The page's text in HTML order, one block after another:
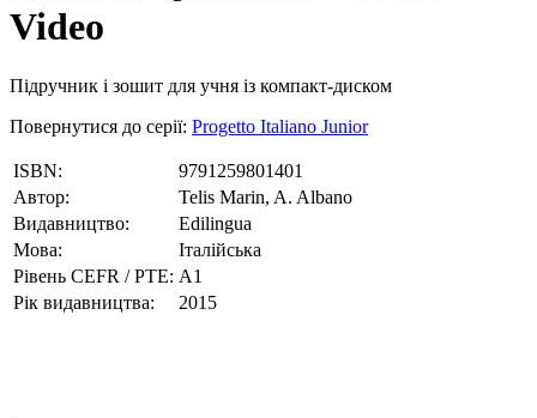
Video
Підручник і зошит для учня із компакт-диском
Повернутися до серії: Progetto Italiano Junior
ISBN:
9791259801401
Автор:
Telis Marin, A. Albano
Видавництво:
Edilingua
Мова:
Італійська
Рівень CEFR / PTE: А1
Рік видавництва:
2015